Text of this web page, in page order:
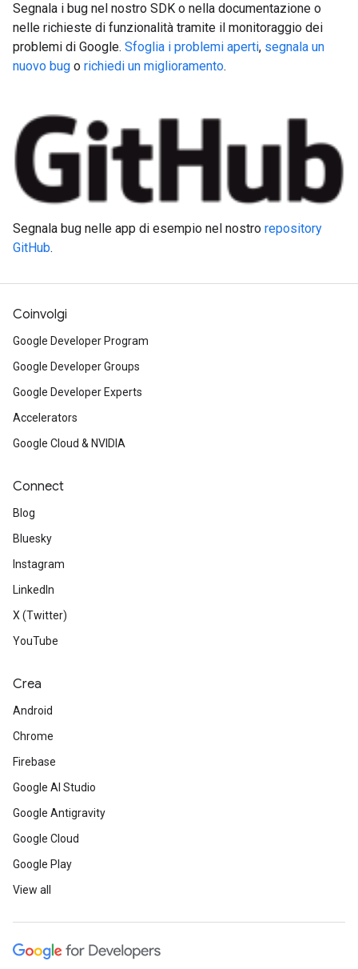
Segnala i bug nel nostro SDK o nella documentazione o
nelle richieste di funzionalità tramite il monitoraggio dei
problemi di Google. Sfoglia i problemi aperti, segnala un
nuovo bug o richiedi un miglioramento.
Segnala bug nelle app di esempio nel nostro repository
GitHub.
Coinvolgi
Google Developer Program
Google Developer Groups
Google Developer Experts
Accelerators
Google Cloud & NVIDIA
Connect
Blog
Bluesky
Instagram
LinkedIn
X (Twitter)
YouTube
Crea
Android
Chrome
Firebase
Google AI Studio
Google Antigravity
Google Cloud
Google Play
View all